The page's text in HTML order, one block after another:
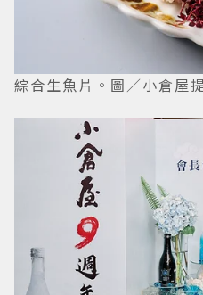
綜合生魚片。圖／小倉屋